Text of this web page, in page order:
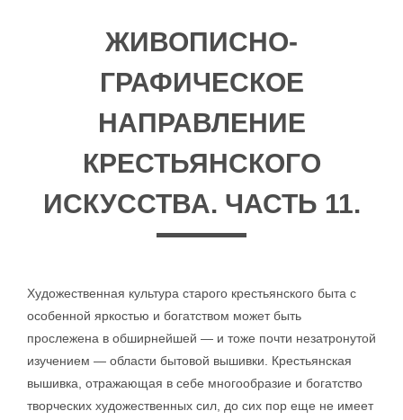
ЖИВОПИСНО-
ГРАФИЧЕСКОЕ
НАПРАВЛЕНИЕ
КРЕСТЬЯНСКОГО
ИСКУССТВА. ЧАСТЬ 11.
Художественная культура старого крестьянского быта с
особенной яркостью и богатством может быть
прослежена в обширнейшей — и тоже почти незатронутой
изучением — области бытовой вышивки. Крестьянская
вышивка, отражающая в себе многообразие и богатство
творческих художественных сил, до сих пор еще не имеет